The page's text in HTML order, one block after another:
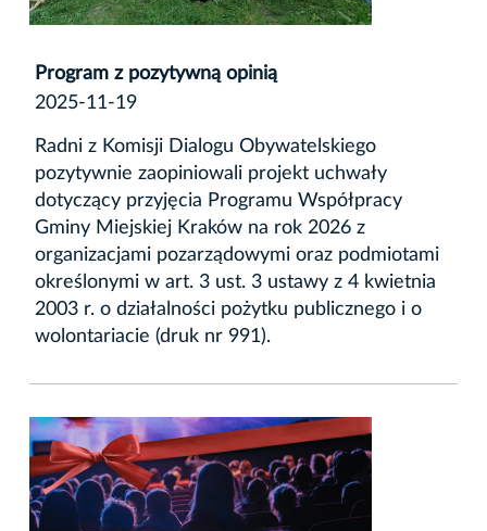
Program z pozytywną opinią
2025-11-19
Radni z Komisji Dialogu Obywatelskiego
pozytywnie zaopiniowali projekt uchwały
dotyczący przyjęcia Programu Współpracy
Gminy Miejskiej Kraków na rok 2026 z
organizacjami pozarządowymi oraz podmiotami
określonymi w art. 3 ust. 3 ustawy z 4 kwietnia
2003 r. o działalności pożytku publicznego i o
wolontariacie (druk nr 991).